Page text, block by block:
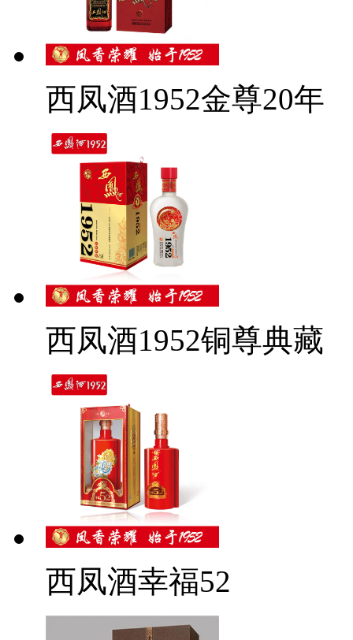
西凤酒1952金尊20年
西凤酒1952铜尊典藏
西凤酒幸福52